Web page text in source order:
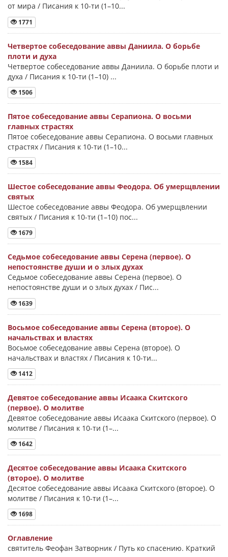
от мира / Писания к 10-ти (1–10...
1771
Четвертое собеседование аввы Даниила. О борьбе
плоти и духа
Четвертое собеседование аввы Даниила. О борьбе плоти и
духа / Писания к 10-ти (1–10) ...
1506
Пятое собеседование аввы Серапиона. О восьми
главных страстях
Пятое собеседование аввы Серапиона. О восьми главных
страстях / Писания к 10-ти (1–10...
1584
Шестое собеседование аввы Феодора. Об умерщвлении
святых
Шестое собеседование аввы Феодора. Об умерщвлении
святых / Писания к 10-ти (1–10) пос...
1679
Седьмое собеседование аввы Серена (первое). О
непостоянстве души и о злых духах
Седьмое собеседование аввы Серена (первое). О
непостоянстве души и о злых духах / Пис...
1639
Восьмое собеседование аввы Серена (второе). О
начальствах и властях
Восьмое собеседование аввы Серена (второе). О
начальствах и властях / Писания к 10-ти...
1412
Девятое собеседование аввы Исаака Скитского
(первое). О молитве
Девятое собеседование аввы Исаака Скитского (первое). О
молитве / Писания к 10-ти (1–...
1642
Десятое собеседование аввы Исаака Скитского
(второе). О молитве
Десятое собеседование аввы Исаака Скитского (второе). О
молитве / Писания к 10-ти (1–...
1698
Оглавление
святитель Феофан Затворник / Путь ко спасению. Краткий